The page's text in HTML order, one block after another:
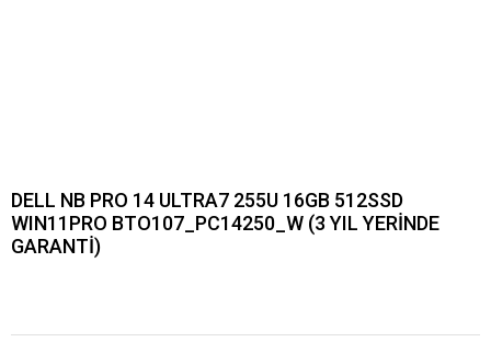
DELL NB PRO 14 ULTRA7 255U 16GB 512SSD
WIN11PRO BTO107_PC14250_W (3 YIL YERİNDE
GARANTİ)